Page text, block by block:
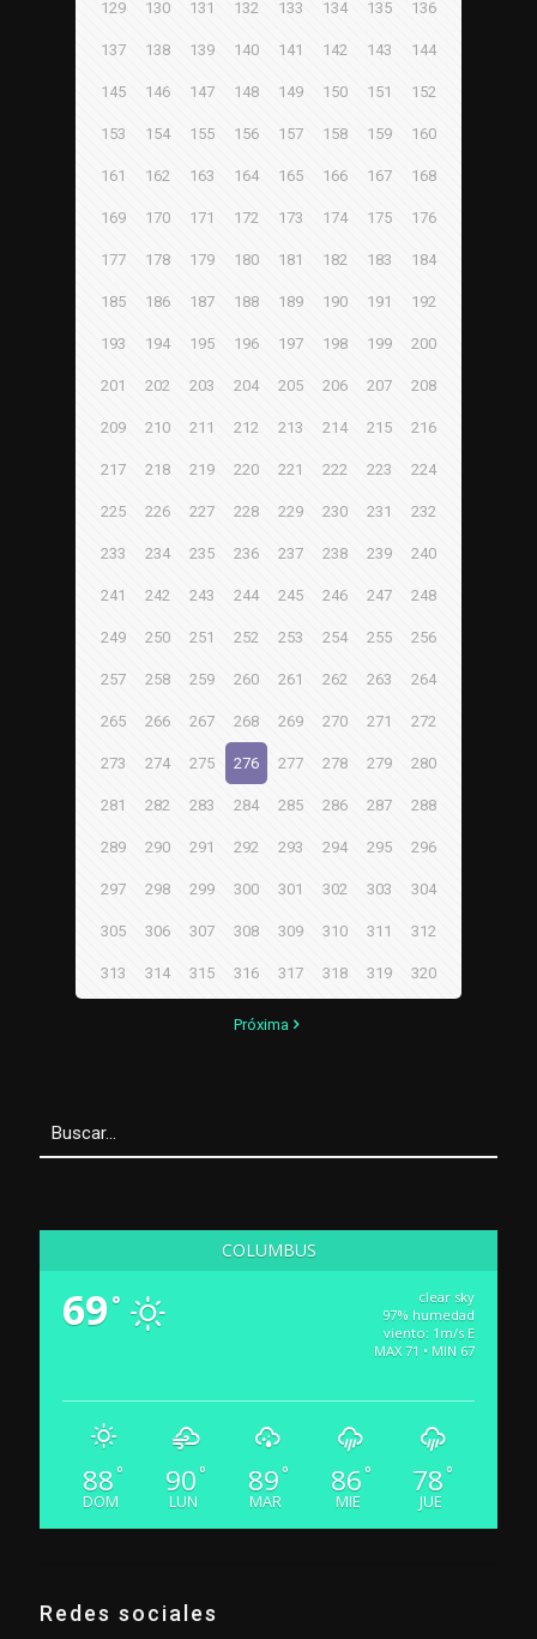
129 130 131 132 133 134 135 136
137 138 139 140 141 142 143 144
145 146 147 148 149 150 151 152
153 154 155 156 157 158 159 160
161 162 163 164 165 166 167 168
169 170 171 172 173 174 175 176
177 178 179 180 181 182 183 184
185 186 187 188 189 190 191 192
193 194 195 196 197 198 199 200
201 202 203 204 205 206 207 208
209 210 211 212 213 214 215 216
217 218 219 220 221 222 223 224
225 226 227 228 229 230 231 232
233 234 235 236 237 238 239 240
241 242 243 244 245 246 247 248
249 250 251 252 253 254 255 256
257 258 259 260 261 262 263 264
265 266 267 268 269 270 271 272
273 274 275 276 277 278 279 280
281 282 283 284 285 286 287 288
289 290 291 292 293 294 295 296
297 298 299 300 301 302 303 304
305 306 307 308 309 310 311 312
313 314 315 316 317 318 319 320
Próxima
COLUMBUS
69°
clear sky
97% humedad
viento: 1m/s E
MAX 71 • MIN 67
88 °
DOM
90 °
LUN
89 °
MAR
86 °
MIE
78 °
JUE
Redes sociales